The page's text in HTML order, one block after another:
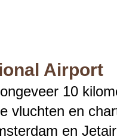
Airport
10
vluchten en
en